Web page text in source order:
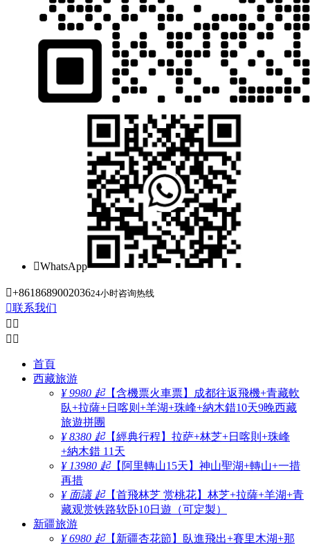
WhatsApp
+861868900203624小时咨询热线
联系我们
 
 
首頁
西藏旅游
¥ 9980 起【含機票火車票】成都往返飛機+青藏軟
臥+拉薩+日喀则+羊湖+珠峰+納木錯10天9晚西藏
旅遊拼團
¥ 8380 起【經典行程】拉萨+林芝+日喀則+珠峰
+納木錯 11天
¥ 13980 起【阿里轉山15天】神山聖湖+轉山+一措
再措
¥ 面議 起【首飛林芝 赏桃花】林芝+拉薩+羊湖+青
藏观赏铁路软卧10日遊（可定製）
新疆旅游
¥ 6980 起【新疆杏花節】臥進飛出+賽里木湖+那